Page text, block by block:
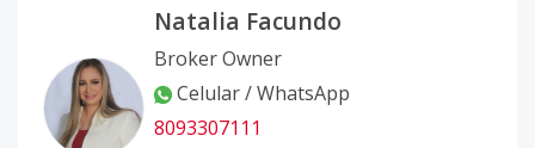
Natalia Facundo
Broker Owner
Celular / WhatsApp
8093307111